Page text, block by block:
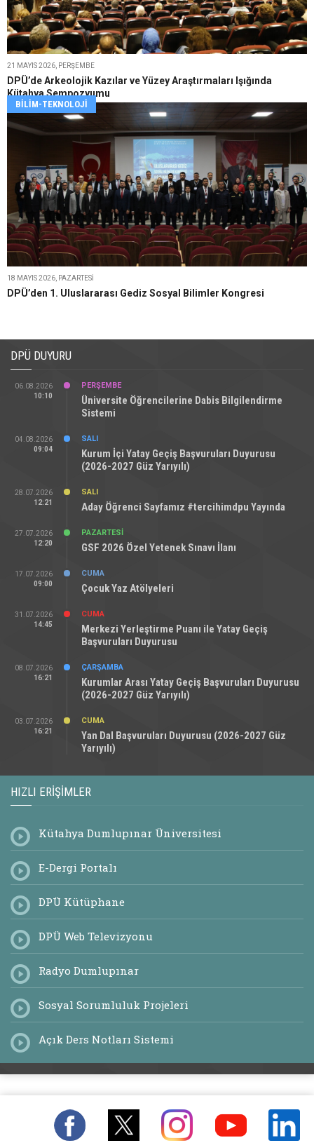
21 MAYIS 2026, PERŞEMBE
DPÜ’de Arkeolojik Kazılar ve Yüzey Araştırmaları Işığında
Kütahya Sempozyumu
BILIM-TEKNOLOJI
18 MAYIS 2026, PAZARTESI
DPÜ’den 1. Uluslararası Gediz Sosyal Bilimler Kongresi
DPÜ DUYURU
06.08.2026
10:10
PERŞEMBE
Üniversite Öğrencilerine Dabis Bilgilendirme
Sistemi
04.08.2026
09:04
SALI
Kurum İçi Yatay Geçiş Başvuruları Duyurusu
(2026-2027 Güz Yarıyılı)
28.07.2026
12:21
SALI
Aday Öğrenci Sayfamız #tercihimdpu Yayında
27.07.2026
12:20
PAZARTESI
GSF 2026 Özel Yetenek Sınavı İlanı
17.07.2026
09:00
CUMA
Çocuk Yaz Atölyeleri
31.07.2026
14:45
CUMA
Merkezi Yerleştirme Puanı ile Yatay Geçiş
Başvuruları Duyurusu
08.07.2026
16:21
ÇARŞAMBA
Kurumlar Arası Yatay Geçiş Başvuruları Duyurusu
(2026-2027 Güz Yarıyılı)
03.07.2026
16:21
CUMA
Yan Dal Başvuruları Duyurusu (2026-2027 Güz
Yarıyılı)
HIZLI ERIŞIMLER
Kütahya Dumlupınar Üniversitesi
E-Dergi Portalı
DPÜ Kütüphane
DPÜ Web Televizyonu
Radyo Dumlupınar
Sosyal Sorumluluk Projeleri
Açık Ders Notları Sistemi